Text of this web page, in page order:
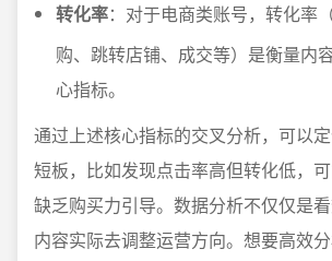
转化率：对于电商类账号，转化率
购、跳转店铺、成交等）是衡量内
心指标。
通过上述核心指标的交叉分析，可以
短板，比如发现点击率高但转化低，
缺乏购买力引导。数据分析不仅仅是
内容实际去调整运营方向。想要高效